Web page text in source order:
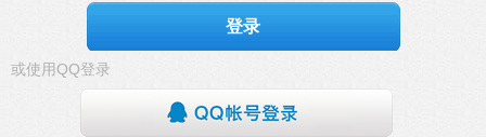
登录
或使用QQ登录